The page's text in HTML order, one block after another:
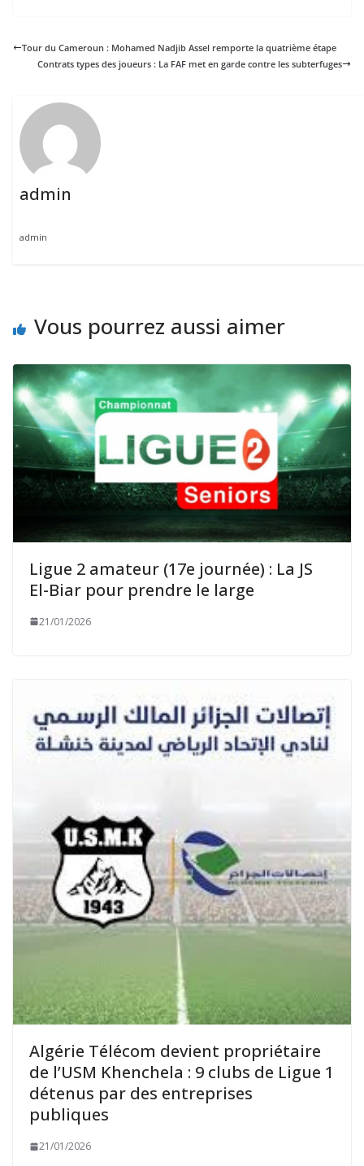
Tour du Cameroun : Mohamed Nadjib Assel remporte la quatrième étape
Contrats types des joueurs : La FAF met en garde contre les subterfuges
admin
admin
Vous pourrez aussi aimer
Ligue 2 amateur (17e journée) : La JS
El-Biar pour prendre le large
21/01/2026
Algérie Télécom devient propriétaire
de l’USM Khenchela : 9 clubs de Ligue 1
détenus par des entreprises
publiques
21/01/2026